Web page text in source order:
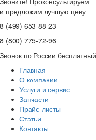
и предложим лучшую цену
8 (499) 653-88-23
8 (800) 775-72-96
Звонок по России бесплатный
Главная
О компании
Услуги и сервис
Запчасти
Прайс-листы
Статьи
Контакты